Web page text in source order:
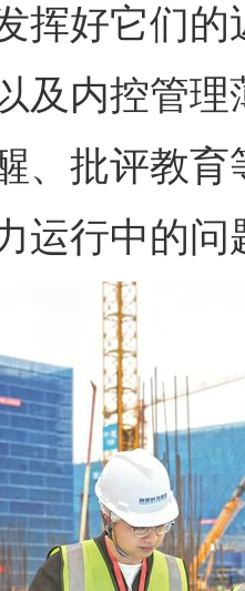
挥好它们
及内控管
、批评教
运行中的